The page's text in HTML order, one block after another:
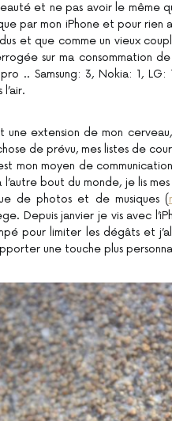
et ne pas avoir le même
par mon iPhone et pour rien
et que comme un vieux
sur ma consommation
.. Samsung: 3, Nokia: 1, LG:
une extension de mon
de prévu, mes listes de
mon moyen de
l’autre bout du monde, je lis
de photos et de musiques (
Depuis janvier je vis avec
pour limiter les dégâts et
une touche plus